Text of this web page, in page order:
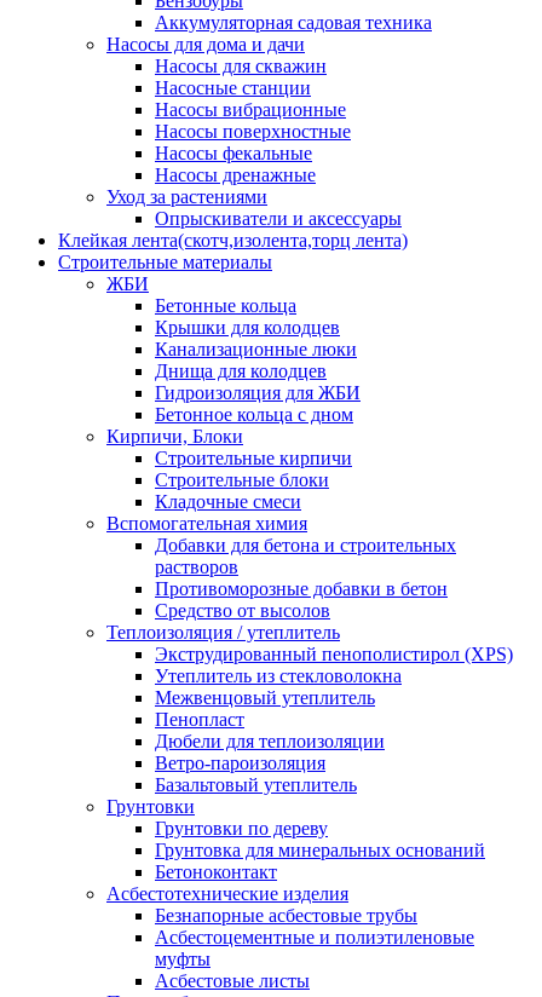
Аккумуляторная садовая техника
Насосы для дома и дачи
Насосы для скважин
Насосные станции
Насосы вибрационные
Насосы поверхностные
Насосы фекальные
Насосы дренажные
Уход за растениями
Опрыскиватели и аксессуары
Клейкая лента(скотч,изолента,торц лента)
Строительные материалы
ЖБИ
Бетонные кольца
Крышки для колодцев
Канализационные люки
Днища для колодцев
Гидроизоляция для ЖБИ
Бетонное кольца с дном
Кирпичи, Блоки
Строительные кирпичи
Строительные блоки
Кладочные смеси
Вспомогательная химия
Добавки для бетона и строительных
растворов
Противоморозные добавки в бетон
Средство от высолов
Теплоизоляция / утеплитель
Экструдированный пенополистирол (XPS)
Утеплитель из стекловолокна
Межвенцовый утеплитель
Пенопласт
Дюбели для теплоизоляции
Ветро-пароизоляция
Базальтовый утеплитель
Грунтовки
Грунтовки по дереву
Грунтовка для минеральных оснований
Бетоноконтакт
Асбестотехнические изделия
Безнапорные асбестовые трубы
Асбестоцементные и полиэтиленовые
муфты
Асбестовые листы